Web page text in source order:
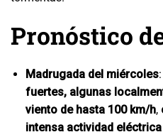
Pronóstico
Madrugada del miércoles
fuertes, algunas
viento de hasta 100 km/h,
intensa actividad eléctrica